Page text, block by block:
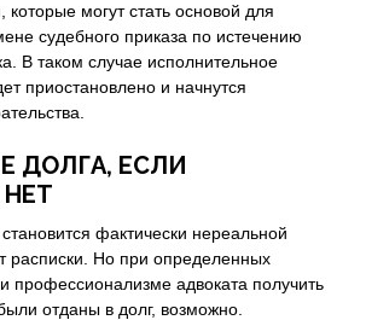
которые могут стать основой для
судебного приказа по истечению
В таком случае исполнительное
приостановлено и начнутся
ДОЛГА, ЕСЛИ
фактически нереальной
расписки. Но при определенных
профессионализме адвоката получить
отданы в долг, возможно.